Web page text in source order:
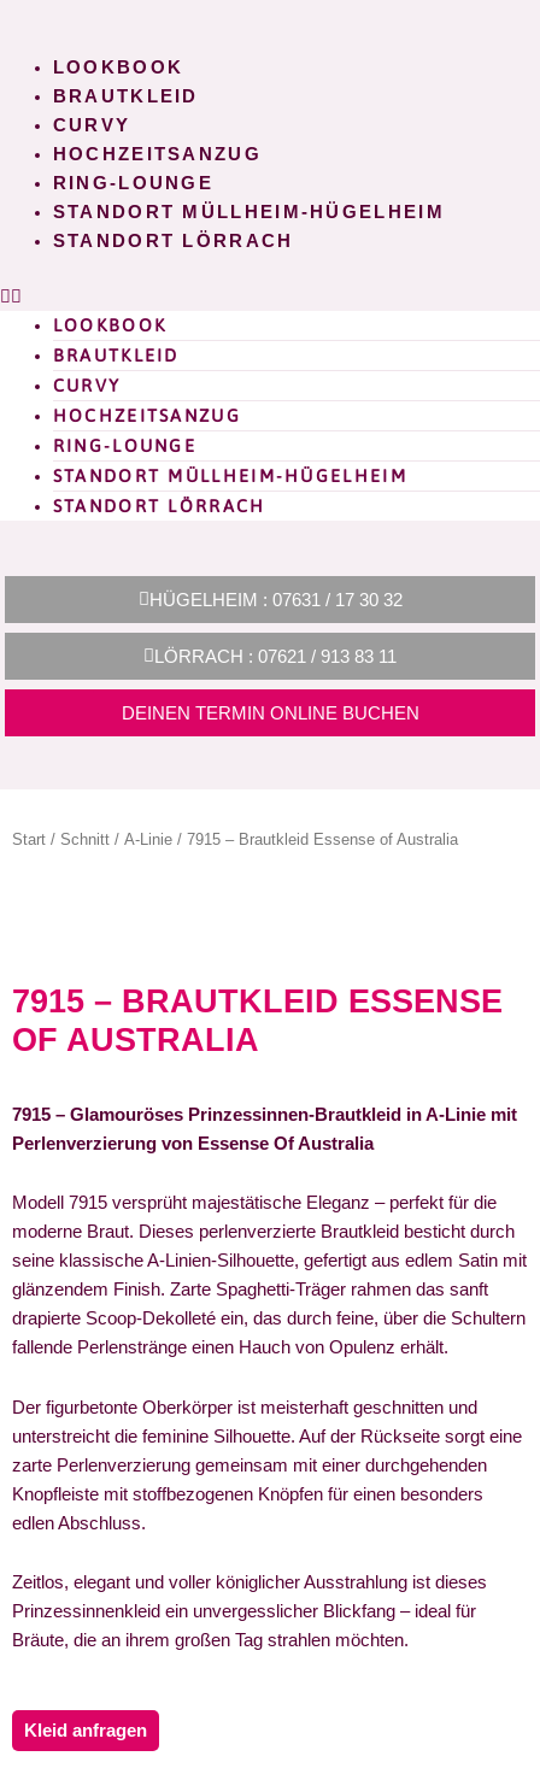
springenLOOKBOOK
BRAUTKLEID
CURVY
HOCHZEITSANZUG
RING-LOUNGE
STANDORT MÜLLHEIM-HÜGELHEIM
STANDORT LÖRRACH
LOOKBOOK
BRAUTKLEID
CURVY
HOCHZEITSANZUG
RING-LOUNGE
STANDORT MÜLLHEIM-HÜGELHEIM
STANDORT LÖRRACH
HÜGELHEIM : 07631 / 17 30 32
LÖRRACH : 07621 / 913 83 11
DEINEN TERMIN ONLINE BUCHEN
Start / Schnitt / A-Linie / 7915 – Brautkleid Essense of Australia
7915 – BRAUTKLEID ESSENSE
OF AUSTRALIA
7915 – Glamouröses Prinzessinnen-Brautkleid in A-Linie mit
Perlenverzierung von Essense Of Australia
Modell 7915 versprüht majestätische Eleganz – perfekt für die
moderne Braut. Dieses perlenverzierte Brautkleid besticht durch
seine klassische A-Linien-Silhouette, gefertigt aus edlem Satin mit
glänzendem Finish. Zarte Spaghetti-Träger rahmen das sanft
drapierte Scoop-Dekolleté ein, das durch feine, über die Schultern
fallende Perlenstränge einen Hauch von Opulenz erhält.
Der figurbetonte Oberkörper ist meisterhaft geschnitten und
unterstreicht die feminine Silhouette. Auf der Rückseite sorgt eine
zarte Perlenverzierung gemeinsam mit einer durchgehenden
Knopfleiste mit stoffbezogenen Knöpfen für einen besonders
edlen Abschluss.
Zeitlos, elegant und voller königlicher Ausstrahlung ist dieses
Prinzessinnenkleid ein unvergesslicher Blickfang – ideal für
Bräute, die an ihrem großen Tag strahlen möchten.
Kleid anfragen